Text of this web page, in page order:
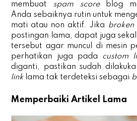
membuat spam score blog
Anda sebaiknya rutin untuk
mati atau non aktif. Jika broken
postingan lama, dapat juga
tersebut agar muncul di mesin
perhatikan juga pada custom
diganti, pastikan sudah
link lama tak terdeteksi sebagai
Memperbaiki Artikel Lama